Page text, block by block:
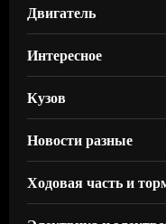
Двигатель
Интересное
Кузов
Новости разные
Ходовая часть и